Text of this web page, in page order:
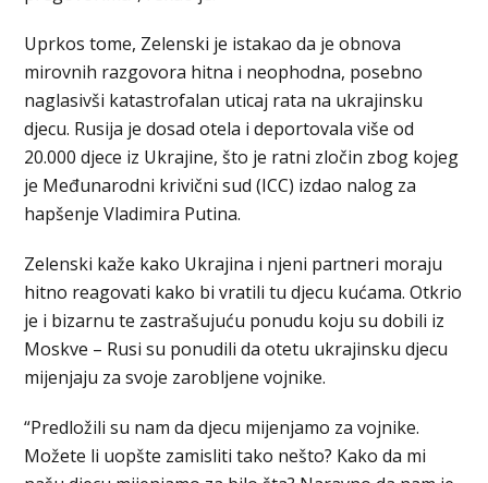
Uprkos tome, Zelenski je istakao da je obnova
mirovnih razgovora hitna i neophodna, posebno
naglasivši katastrofalan uticaj rata na ukrajinsku
djecu. Rusija je dosad otela i deportovala više od
20.000 djece iz Ukrajine, što je ratni zločin zbog kojeg
je Međunarodni krivični sud (ICC) izdao nalog za
hapšenje Vladimira Putina.
Zelenski kaže kako Ukrajina i njeni partneri moraju
hitno reagovati kako bi vratili tu djecu kućama. Otkrio
je i bizarnu te zastrašujuću ponudu koju su dobili iz
Moskve – Rusi su ponudili da otetu ukrajinsku djecu
mijenjaju za svoje zarobljene vojnike.
“Predložili su nam da djecu mijenjamo za vojnike.
Možete li uopšte zamisliti tako nešto? Kako da mi